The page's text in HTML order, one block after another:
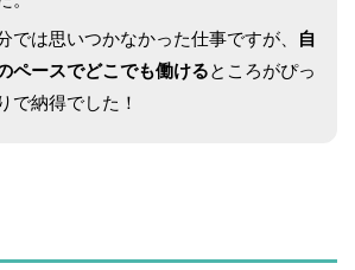
では思いつかなかった仕事ですが、
自
ペースでどこでも働けるところがぴっ
で納得でした！